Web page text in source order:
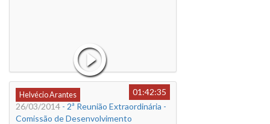
Helvécio Arantes
01:42:35
26/03/2014 - 2ª Reunião Extraordinária -
Comissão de Desenvolvimento